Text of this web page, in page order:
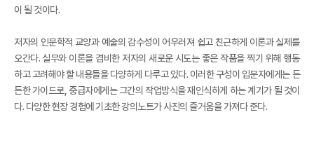
이 될 것이다.
저자의 인문학적 교양과 예술의 감수성이 어우러져 쉽고 친근하게 이론과 실제를
오간다. 실무와 이론을 겸비한 저자의 새로운 시도는 좋은 작품을 찍기 위해 행동
하고 고려해야 할 내용들을 다양하게 다루고 있다. 이러한 구성이 입문자에게는 든
든한 가이드로, 중급자에게는 그간의 작업방식을 재인식하게 하는 계기가 될 것이
다. 다양한 현장 경험에 기초한 강의노트가 사진의 즐거움을 가져다 준다.